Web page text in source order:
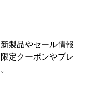
製品やセール情報
定クーポンやプレ